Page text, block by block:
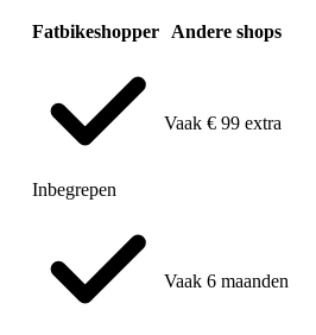
Fatbikeshopper Andere shops
Inbegrepen
Vaak € 99 extra
Vaak 6 maanden